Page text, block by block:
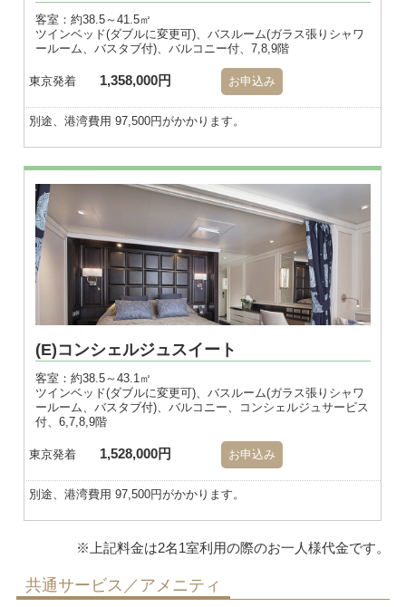
客室：約38.5～41.5㎡
ツインベッド(ダブルに変更可)、バスルーム(ガラス張りシャワ
ールーム、バスタブ付)、バルコニー付、7,8,9階
東京発着 1,358,000円 お申込み
別途、港湾費用 97,500円がかかります。
※画像はダブル
(E)コンシェルジュスイート
客室：約38.5～43.1㎡
ツインベッド(ダブルに変更可)、バスルーム(ガラス張りシャワ
ールーム、バスタブ付)、バルコニー、コンシェルジュサービス
付、6,7,8,9階
東京発着 1,528,000円 お申込み
別途、港湾費用 97,500円がかかります。
共通サービス／アメニティ